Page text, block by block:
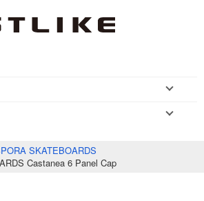
SKATEBOARDS
Castanea 6 Panel Cap